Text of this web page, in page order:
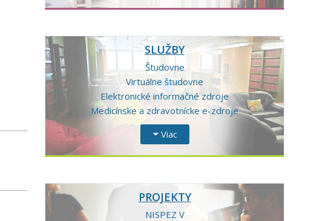
SLUŽBY
Študovne
Virtuálne študovne
Elektronické informačné zdroje
Medicínske a zdravotnícke e-zdroje
Viac
PROJEKTY
NISPEZ V